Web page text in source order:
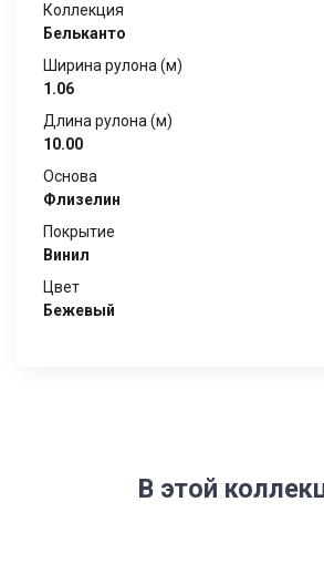
Коллекция
Бельканто
Ширина рулона (м)
1.06
Длина рулона (м)
10.00
Основа
Флизелин
Покрытие
Винил
Цвет
Бежевый
В этой